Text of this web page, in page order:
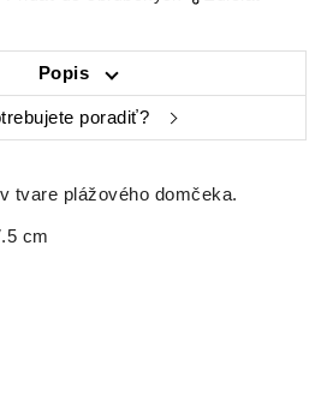
Popis
poradiť?
tvare plážového domčeka.
cm